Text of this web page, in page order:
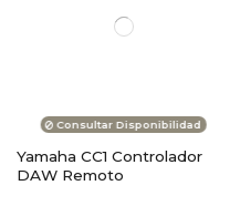
Consultar Disponibilidad
Yamaha CC1 Controlador
DAW Remoto